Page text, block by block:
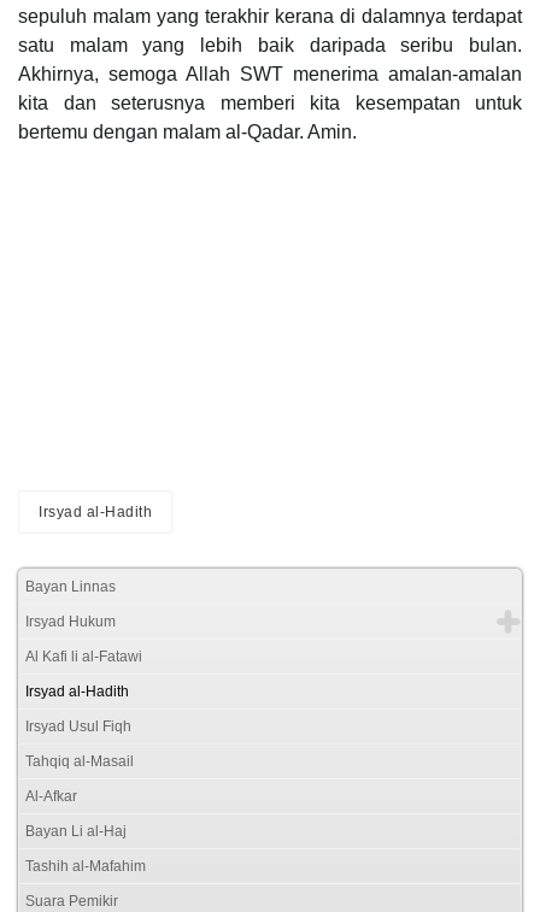
sepuluh malam yang terakhir kerana di dalamnya terdapat
satu malam yang lebih baik daripada seribu bulan.
Akhirnya, semoga Allah SWT menerima amalan-amalan
kita dan seterusnya memberi kita kesempatan untuk
bertemu dengan malam al-Qadar. Amin.
Irsyad al-Hadith
Bayan Linnas
Irsyad Hukum
Al Kafi li al-Fatawi
Irsyad al-Hadith
Irsyad Usul Fiqh
Tahqiq al-Masail
Al-Afkar
Bayan Li al-Haj
Tashih al-Mafahim
Suara Pemikir